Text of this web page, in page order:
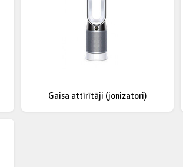
Gaisa attīrītāji (jonizatori)